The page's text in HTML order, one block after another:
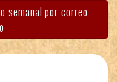
semanal por correo